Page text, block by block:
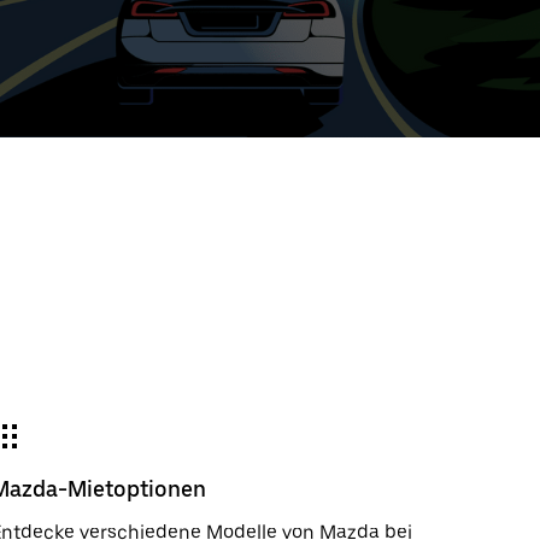
Mietoptionen
verschiedene Modelle von Mazda bei